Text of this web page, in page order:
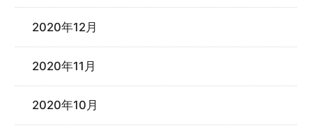
2020年12月
2020年11月
2020年10月